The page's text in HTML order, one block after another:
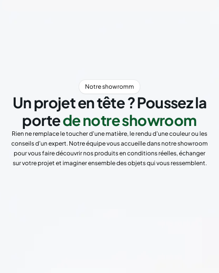
Notre showromm
Un projet en tête ? Poussez la
portede notre showroom
Rien ne remplace le toucher d'une matière, le rendu d'une couleur ou les
conseils d'un expert. Notre équipe vous accueille dans notre showroom
pour vous faire découvrir nos produits en conditions réelles, échanger
sur votre projet et imaginer ensemble des objets qui vous ressemblent.